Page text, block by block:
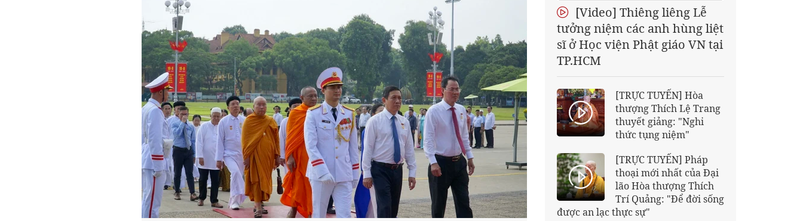
[Video] Thiêng liêng Lễ
tưởng niệm các anh hùng liệt
sĩ ở Học viện Phật giáo VN tại
TP.HCM
[TRỰC TUYẾN] Hòa
thượng Thích Lệ Trang
thuyết giảng: "Nghi
thức tụng niệm"
[TRỰC TUYẾN] Pháp
thoại mới nhất của Đại
lão Hòa thượng Thích
Trí Quảng: "Để đời sống
được an lạc thực sự"